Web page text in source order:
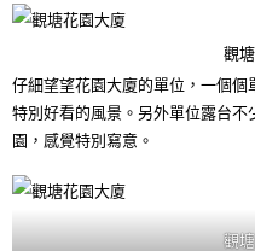
觀
仔細望望花園大廈的單位，一個
特別好看的風景。另外單位露台
園，感覺特別寫意。
觀